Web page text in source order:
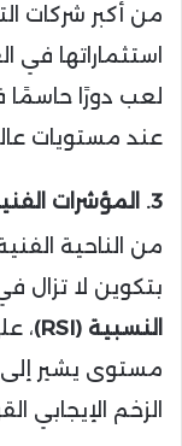
من أكبر شركات
استثماراتها
لعب دورًا حاسمًا
عند مستويات
3. المؤشرات الفنية الصاعدة
من الناحية
بتكوين لا
النسبية (RSI)
،
مستوى يشير
الزخم الإيجابي